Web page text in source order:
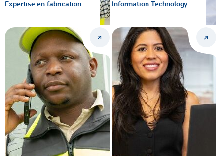
Expertise en fabrication Information Technology